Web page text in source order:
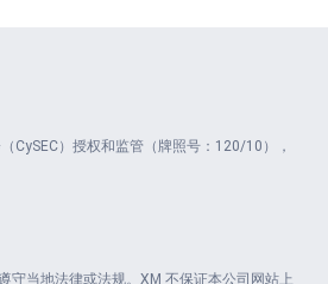
）授权和监管（牌照号：120/10），
守当地法律或法规。XM 不保证本公司网站上